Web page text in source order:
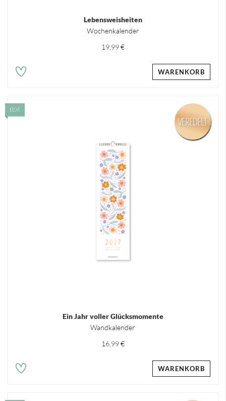
Lebensweisheiten
Wochenkalender
19,99 €
WARENKORB
Ein Jahr voller Glücksmomente
Wandkalender
16,99 €
NEU
VEREDELT
WARENKORB